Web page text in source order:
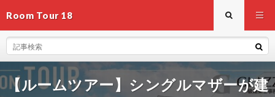
Room Tour 18
【ルームツアー】シングルマザーが建